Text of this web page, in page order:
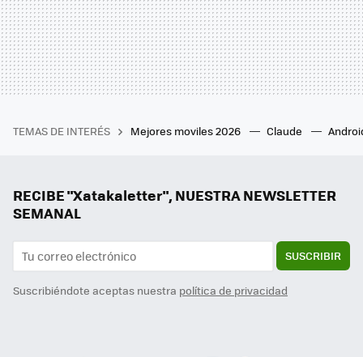
TEMAS DE INTERÉS Mejores moviles 2026 Claude
RECIBE "Xatakaletter", NUESTRA NEWSLETTER
SEMANAL
SUSCRIBIR
Suscribiéndote aceptas nuestra política de privacidad